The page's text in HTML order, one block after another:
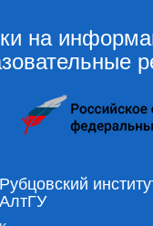
на
Рубцовский
АлтГУ